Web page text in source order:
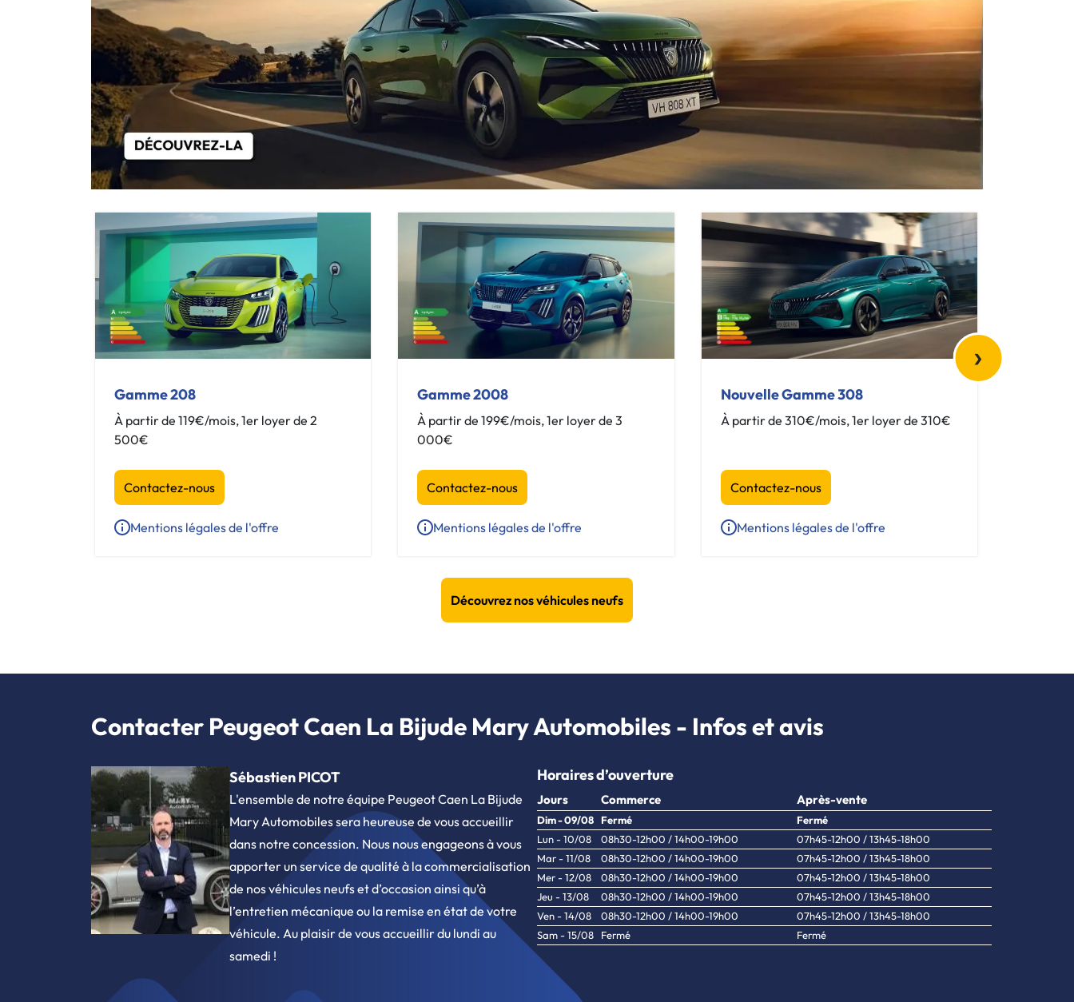
Gamme 208
À partir de 119€/mois, 1er loyer de 2
500€
Contactez-nous
Mentions légales de l'offre
Gamme 2008
À partir de 199€/mois, 1er loyer de 3
000€
Contactez-nous
Mentions légales de l'offre
Nouvelle Gamme 308
À partir de 310€/mois, 1er loyer de 310€
Contactez-nous
Mentions légales de l'offre
›
Découvrez nos véhicules neufs
Contacter Peugeot Caen La Bijude Mary Automobiles - Infos et avis
Sébastien PICOT
L'ensemble de notre équipe Peugeot Caen La Bijude
Mary Automobiles sera heureuse de vous accueillir
dans notre concession. Nous nous engageons à vous
apporter un service de qualité à la commercialisation
de nos véhicules neufs et d’occasion ainsi qu’à
l’entretien mécanique ou la remise en état de votre
véhicule. Au plaisir de vous accueillir du lundi au
samedi !
Horaires d’ouverture
Jours
Dim - 09/08
Lun - 10/08
Mar - 11/08
Mer - 12/08
Jeu - 13/08
Ven - 14/08
Sam - 15/08
Commerce
Fermé
08h30-12h00 / 14h00-19h00
08h30-12h00 / 14h00-19h00
08h30-12h00 / 14h00-19h00
08h30-12h00 / 14h00-19h00
08h30-12h00 / 14h00-19h00
Fermé
Après-vente
Fermé
07h45-12h00 / 13h45-18h00
07h45-12h00 / 13h45-18h00
07h45-12h00 / 13h45-18h00
07h45-12h00 / 13h45-18h00
07h45-12h00 / 13h45-18h00
Fermé